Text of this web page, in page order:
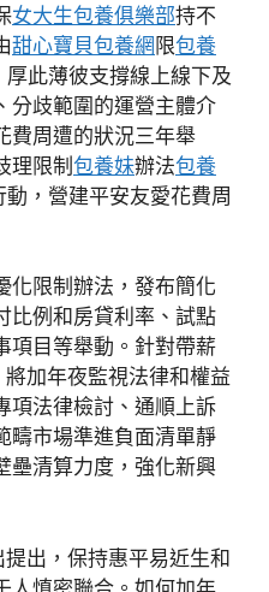
女大生包養俱樂部持不
甜心寶貝包養網 限包養
此薄彼支撐線上線下及
分歧範圍的運營主體介
費周遭的狀況三年舉
理限制 包養妹辦法包養
動，營建平安友愛花費周
化限制辦法，發布簡化
比例和房貸利率、試點
項目等舉動。針對帶薪
將加年夜監視法律和權益
項法律檢討、通順上訴
疇市場準進負面清單靜
壘清算力度，強化新興
提出，保持惠平易近生和